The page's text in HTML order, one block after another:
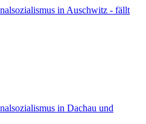
in Auschwitz - fällt
in Dachau und